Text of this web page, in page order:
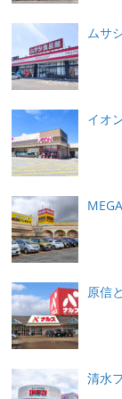
ムサ
イオ
原信
清水